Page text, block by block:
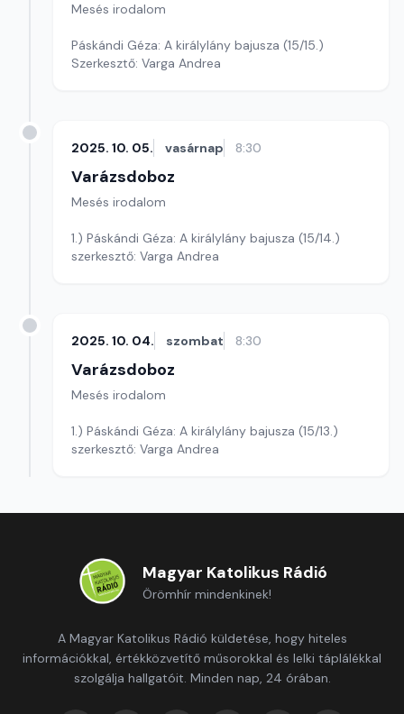
Mesés irodalom
Páskándi Géza: A királylány bajusza (15/15.)
Szerkesztő: Varga Andrea
2025. 10. 05. vasárnap 8:30
Varázsdoboz
Mesés irodalom
1.) Páskándi Géza: A királylány bajusza (15/14.)
szerkesztő: Varga Andrea
2025. 10. 04. szombat 8:30
Varázsdoboz
Mesés irodalom
1.) Páskándi Géza: A királylány bajusza (15/13.)
szerkesztő: Varga Andrea
Magyar Katolikus Rádió
Örömhír mindenkinek!
A Magyar Katolikus Rádió küldetése, hogy hiteles
információkkal, értékközvetítő műsorokkal és lelki táplálékkal
szolgálja hallgatóit. Minden nap, 24 órában.